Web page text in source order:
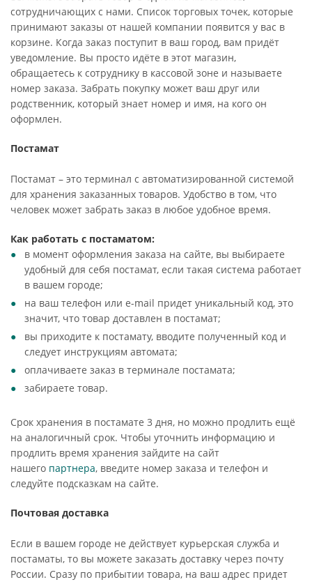
сотрудничающих с нами. Список торговых точек, которые
принимают заказы от нашей компании появится у вас в
корзине. Когда заказ поступит в ваш город, вам придёт
уведомление. Вы просто идёте в этот магазин,
обращаетесь к сотруднику в кассовой зоне и называете
номер заказа. Забрать покупку может ваш друг или
родственник, который знает номер и имя, на кого он
оформлен.
Постамат
Постамат – это терминал с автоматизированной системой
для хранения заказанных товаров. Удобство в том, что
человек может забрать заказ в любое удобное время.
Как работать с постаматом:
в момент оформления заказа на сайте, вы выбираете
удобный для себя постамат, если такая система работает
в вашем городе;
на ваш телефон или e-mail придет уникальный код, это
значит, что товар доставлен в постамат;
вы приходите к постамату, вводите полученный код и
следует инструкциям автомата;
оплачиваете заказ в терминале постамата;
забираете товар.
Срок хранения в постамате 3 дня, но можно продлить ещё
на аналогичный срок. Чтобы уточнить информацию и
продлить время хранения зайдите на сайт
нашего партнера, введите номер заказа и телефон и
следуйте подсказкам на сайте.
Почтовая доставка
Если в вашем городе не действует курьерская служба и
постаматы, то вы можете заказать доставку через почту
России. Сразу по прибытии товара, на ваш адрес придет